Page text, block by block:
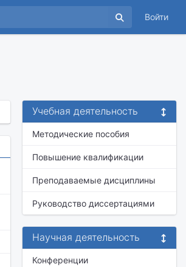
Войти
Учебная деятельность
Методические пособия
Повышение квалификации
Преподаваемые дисциплины
Руководство диссертациями
Научная деятельность
Конференции